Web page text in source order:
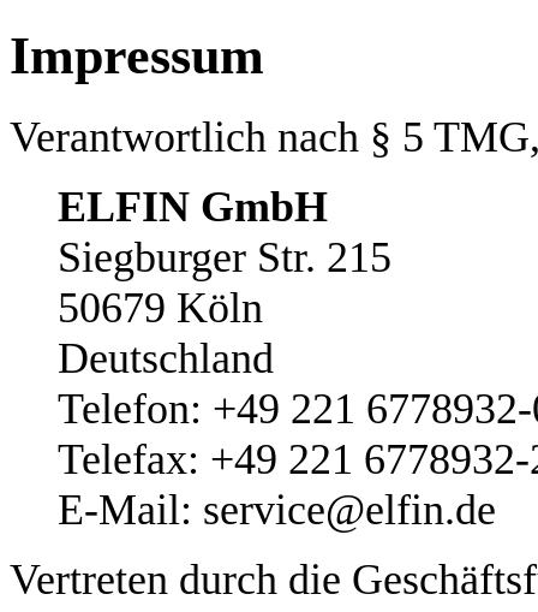
Impressum
Verantwortlich nach § 5
ELFIN GmbH
Siegburger Str. 215
50679 Köln
Deutschland
Telefon: +49 221
Telefax: +49 221
E-Mail: service@elfin.de
Vertreten durch die